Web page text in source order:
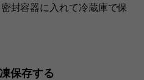
封容器に入れて冷蔵庫で保
保存する